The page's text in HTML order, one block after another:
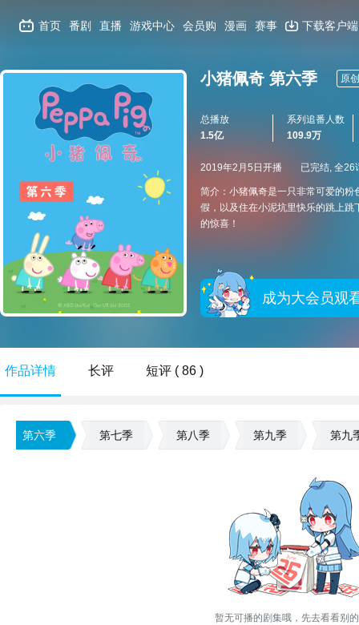
首页 番剧 直播 游戏中心 会员购 漫画 赛事 下载客户端
小猪佩奇 第六季 原创
总播放
1.5亿
系列追番人数
109.9万
2019年2月5日开播 已完结, 全26
简介：小猪佩奇是一只非常可爱的
假，以及住在小泥坑里快乐的跳上
的惊喜！
成为大会员观
作品详情 长评 短评 ( 86 )
第六季 第七季 第八季 第九季 第九
暂无可播的剧集哦，先去看看别